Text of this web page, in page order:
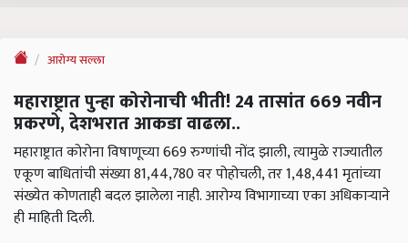
आरोग्य सल्ला
महाराष्ट्रात पुन्हा कोरोनाची भीती! 24 तासांत 669 नवीन
प्रकरणे, देशभरात आकडा वाढला..
महाराष्ट्रात कोरोना विषाणूच्या 669 रुग्णांची नोंद झाली, त्यामुळे राज्यातील
एकूण बाधितांची संख्या 81,44,780 वर पोहोचली, तर 1,48,441 मृतांच्या
संख्येत कोणताही बदल झालेला नाही. आरोग्य विभागाच्या एका अधिकाऱ्याने
ही माहिती दिली.